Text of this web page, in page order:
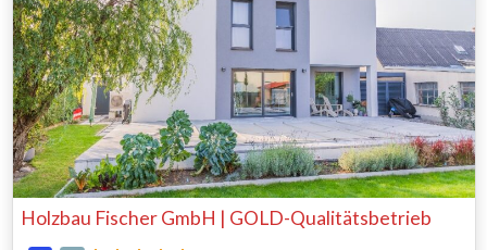
Holzbau Fischer GmbH | GOLD-Qualitätsbetrieb